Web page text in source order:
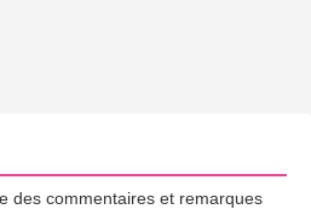
des commentaires et remarques